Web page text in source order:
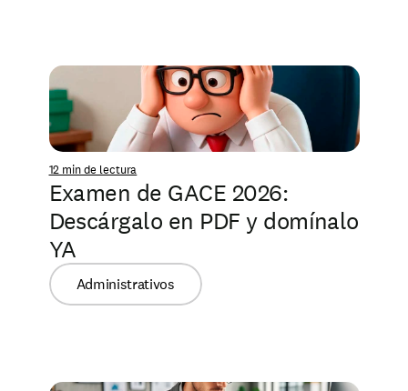
12 min de lectura
Examen de GACE 2026:
Descárgalo en PDF y domínalo
YA
Administrativos